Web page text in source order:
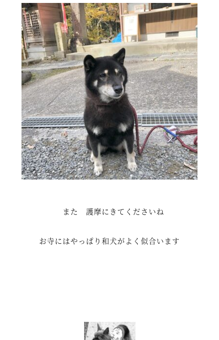
また 護摩にきてくださいね
お寺にはやっぱり和犬がよく似合います